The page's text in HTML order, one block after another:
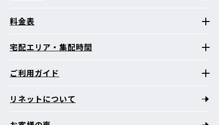
料金表
宅配エリア・集配時間
ご利用ガイド
リネットについて